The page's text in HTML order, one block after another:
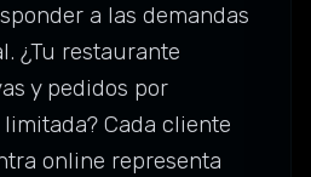
a las demandas
¿Tu restaurante
y pedidos por
Cada cliente
online representa